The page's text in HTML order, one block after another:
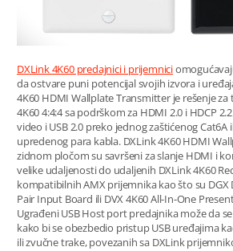
DXLink 4K60 predajnici i prijemnici
da ostvare puni potencijal svojih izvora i
4K60 HDMI Wallplate Transmitter je rešenje
4K60 4:4:4 sa podrškom za HDMI 2.0 i HDCP
video i USB 2.0 preko jednog zaštićenog
upredenog para kabla. DXLink 4K60 HDMI
zidnom pločom su savršeni za slanje HDMI i
velike udaljenosti do udaljenih DXLink 4K60
kompatibilnih AMX prijemnika kao što su DGX
Pair Input Board ili DVX 4K60 All-In-One
Ugrađeni USB Host port predajnika može da
kako bi se obezbedio pristup USB uređajima
ili zvučne trake, povezanih sa DXLink